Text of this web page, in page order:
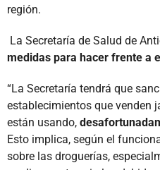
región.
La Secretaría de Salud de
medidas para hacer frente a
“La Secretaría tendrá que
establecimientos que venden
están usando,
Esto implica, según el
sobre las droguerías,